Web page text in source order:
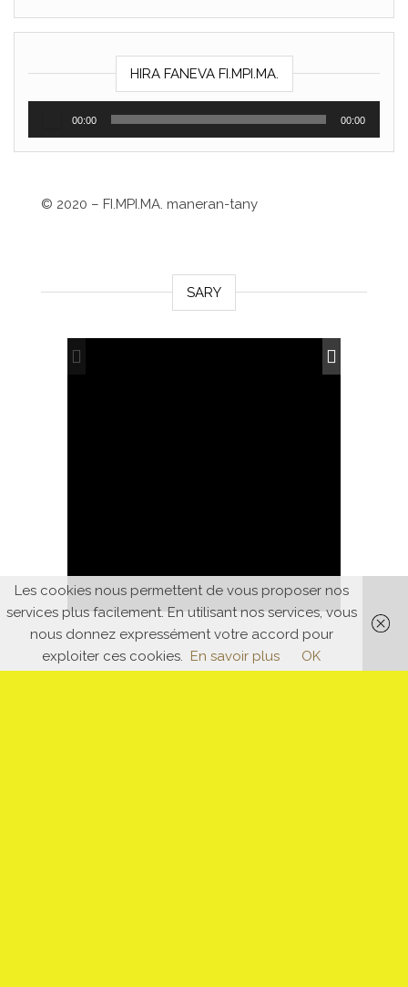
HIRA FANEVA FI.MPI.MA.
00:00 00:00
© 2020 – FI.MPI.MA. maneran-tany
SARY
Les cookies nous permettent de vous proposer nos
services plus facilement. En utilisant nos services, vous
nous donnez expressément votre accord pour
exploiter ces cookies. En savoir plus OK